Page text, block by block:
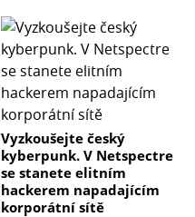
Vyzkoušejte český
kyberpunk. V Netspectre
se stanete elitním
hackerem napadajícím
korporátní sítě